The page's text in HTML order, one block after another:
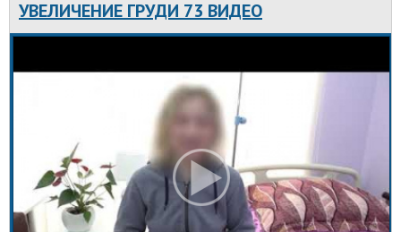
УВЕЛИЧЕНИЕ ГРУДИ 73 ВИДЕО